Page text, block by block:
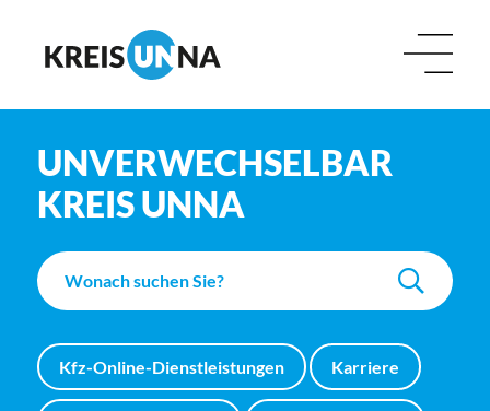
UNVERWECHSELBAR
KREIS UNNA
Kfz-Online-Dienstleistungen Karriere